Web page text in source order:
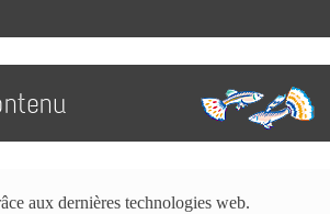
aux dernières technologies web.